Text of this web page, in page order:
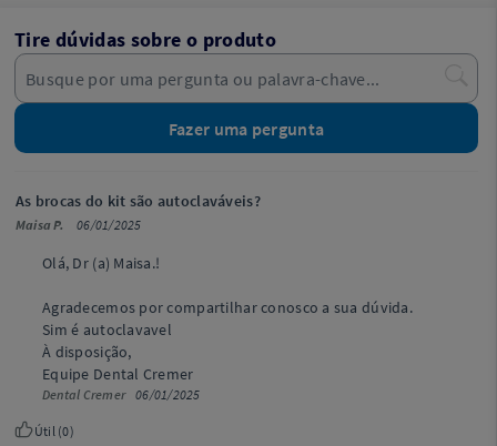
Tire dúvidas sobre o produto
Fazer uma pergunta
As brocas do kit são autoclaváveis?
Maisa P. 06/01/2025
Olá, Dr (a) Maisa.!
Agradecemos por compartilhar conosco a sua dúvida.
Sim é autoclavavel
À disposição,
Equipe Dental Cremer
Dental Cremer06/01/2025
Útil (0)